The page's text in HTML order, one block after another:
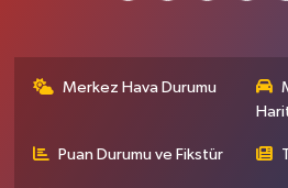
Merkez Hava Durumu
Puan Durumu ve Fikstür